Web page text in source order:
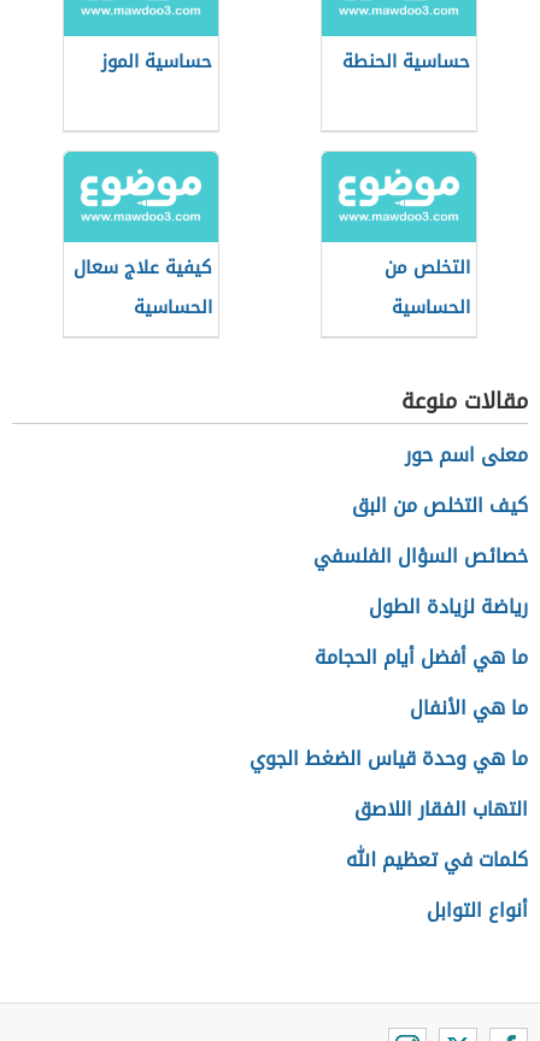
حساسية الحنطة حساسية الموز
التخلص من
الحساسية
كيفية علاج سعال
الحساسية
مقالات منوعة
معنى اسم حور
كيف التخلص من البق
خصائص السؤال الفلسفي
رياضة لزيادة الطول
ما هي أفضل أيام الحجامة
ما هي الأنفال
ما هي وحدة قياس الضغط الجوي
التهاب الفقار اللاصق
كلمات في تعظيم الله
أنواع التوابل